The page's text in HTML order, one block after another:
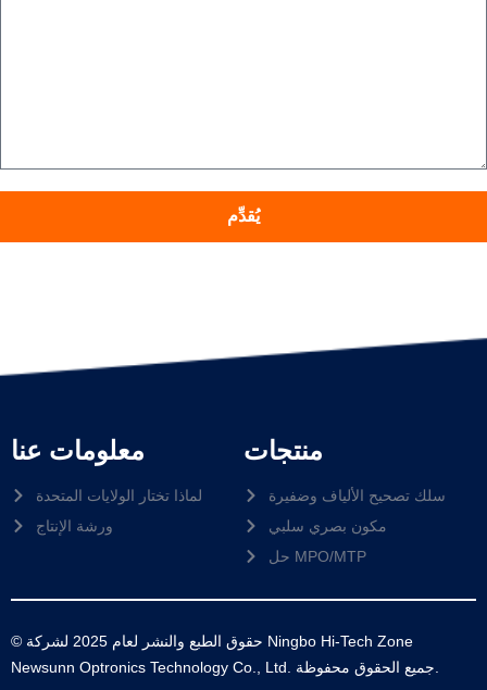
يُقدِّم
معلومات عنا
لماذا تختار الولايات المتحدة
ورشة الإنتاج
منتجات
سلك تصحيح الألياف وضفيرة
مكون بصري سلبي
حل MPO/MTP
© حقوق الطبع والنشر لعام 2025 لشركة Ningbo Hi-Tech Zone